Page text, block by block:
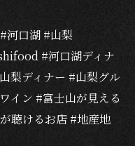
口湖 #山梨
#河口湖ディナ
梨ディナー #山梨グル
イン #富士山が見える
聴けるお店 #地産地